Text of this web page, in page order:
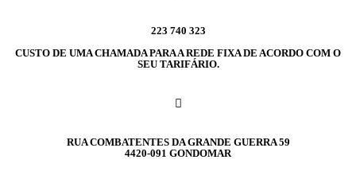
223 740 323
CUSTO DE UMA CHAMADA PARA A REDE FIXA DE ACORDO COM O
SEU TARIFÁRIO.
RUA COMBATENTES DA GRANDE GUERRA 59
4420-091 GONDOMAR